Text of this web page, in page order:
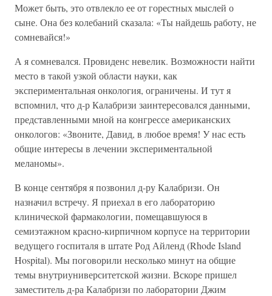
Может быть, это отвлекло ее от горестных мыслей о
сыне. Она без колебаний сказала: «Ты найдешь работу, не
сомневайся!»
А я сомневался. Провиденс невелик. Возможности найти
место в такой узкой области науки, как
экспериментальная онкология, ограничены. И тут я
вспомнил, что д-р Калабризи заинтересовался данными,
представленными мной на конгрессе американских
онкологов: «Звоните, Давид, в любое время! У нас есть
общие интересы в лечении экспериментальной
меланомы».
В конце сентября я позвонил д-ру Калабризи. Он
назначил встречу. Я приехал в его лабораторию
клинической фармакологии, помещавшуюся в
семиэтажном красно-кирпичном корпусе на территории
ведущего госпиталя в штате Род Айленд (Rhode Island
Hospital). Мы поговорили несколько минут на общие
темы внутриуниверситетской жизни. Вскоре пришел
заместитель д-ра Калабризи по лаборатории Джим